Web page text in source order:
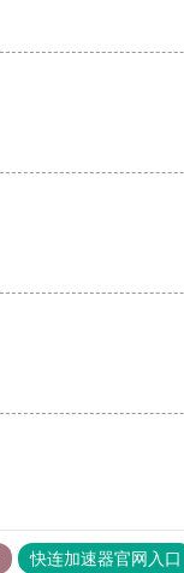
快连加速器官网入口